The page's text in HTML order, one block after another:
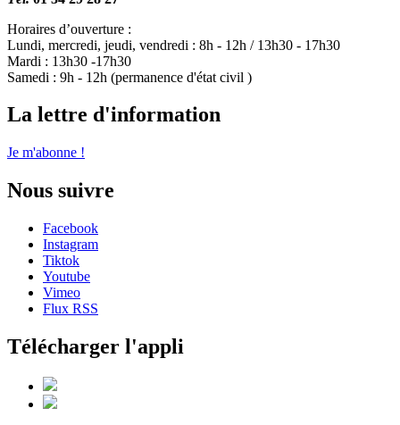
Horaires d’ouverture :
Lundi, mercredi, jeudi, vendredi : 8h - 12h / 13h30 - 17h30
Mardi : 13h30 -17h30
Samedi : 9h - 12h (permanence d'état civil )
La lettre d'information
Je m'abonne !
Nous suivre
Facebook
Instagram
Tiktok
Youtube
Vimeo
Flux RSS
Télécharger l'appli